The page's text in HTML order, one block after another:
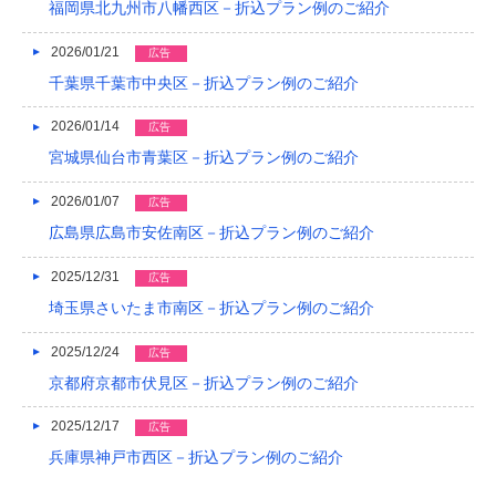
2019/04
2019/02
2019/01
2018/12
2018/11
2018/10
2018/07
2018/06
福岡県北九州市八幡西区－折込プラン例のご紹介
2026/01/21 広告
千葉県千葉市中央区－折込プラン例のご紹介
2026/01/14 広告
宮城県仙台市青葉区－折込プラン例のご紹介
2026/01/07 広告
広島県広島市安佐南区－折込プラン例のご紹介
2025/12/31 広告
埼玉県さいたま市南区－折込プラン例のご紹介
2025/12/24 広告
京都府京都市伏見区－折込プラン例のご紹介
2025/12/17 広告
兵庫県神戸市西区－折込プラン例のご紹介